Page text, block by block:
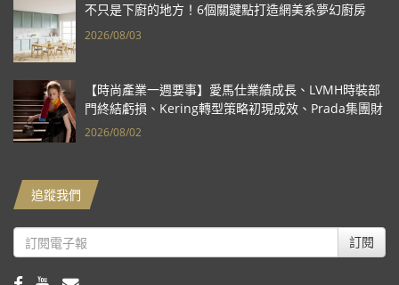
不只是下廚的地方！6個關鍵點打造網美系夢幻廚房
2026/08/03
【時尚產業一週要事】愛馬仕業績成長、LVMH時裝部
門終結虧損、Kering轉型策略初現成效、Prada集團財
報亮眼
2026/08/02
追蹤我們
訂閱